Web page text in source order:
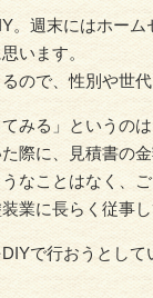
。週末にはホー
います。
ので、性別や世
みる」というの
際に、見積書
なことはなく、ご
業に長らく従事
で行おうとし